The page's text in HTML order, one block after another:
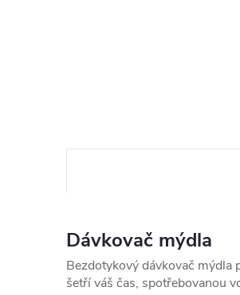
Dávkovač mýdla
Bezdotykový dávkovač mýdla
šetří váš čas, spotřebovanou